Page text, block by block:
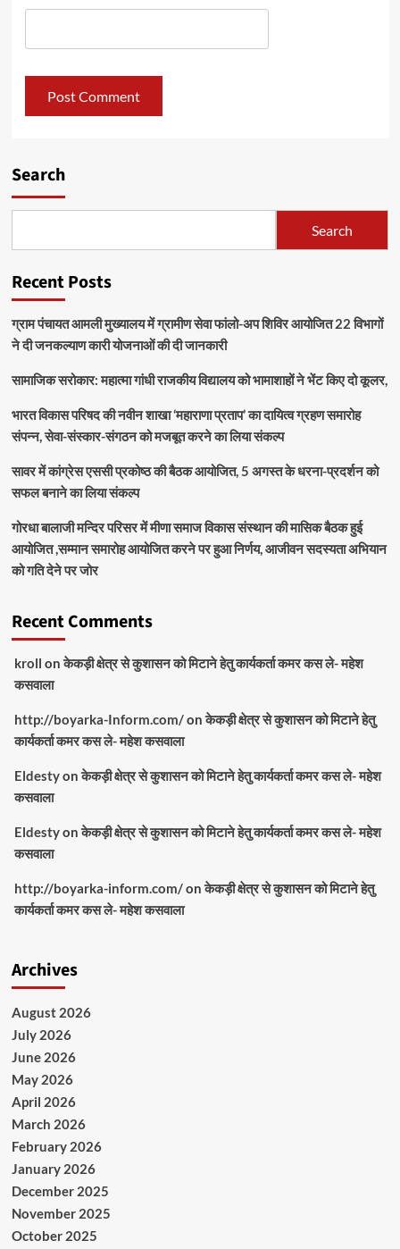
Search
Search
Recent Posts
ग्राम पंचायत आमली मुख्यालय में ग्रामीण सेवा फांलो-अप शिविर आयोजित 22 विभागों
ने दी जनकल्याण कारी योजनाओं की दी जानकारी
सामाजिक सरोकार: महात्मा गांधी राजकीय विद्यालय को भामाशाहों ने भेंट किए दो कूलर,
भारत विकास परिषद की नवीन शाखा ‘महाराणा प्रताप’ का दायित्व ग्रहण समारोह
संपन्न, सेवा-संस्कार-संगठन को मजबूत करने का लिया संकल्प
सावर में कांग्रेस एससी प्रकोष्ठ की बैठक आयोजित, 5 अगस्त के धरना-प्रदर्शन को
सफल बनाने का लिया संकल्प
गोरधा बालाजी मन्दिर परिसर में मीणा समाज विकास संस्थान की मासिक बैठक हुई
आयोजित ,सम्मान समारोह आयोजित करने पर हुआ निर्णय, आजीवन सदस्यता अभियान
को गति देने पर जोर
Recent Comments
kroll onकेकड़ी क्षेत्र से कुशासन को मिटाने हेतु कार्यकर्ता कमर कस ले- महेश
कसवाला
http://boyarka-Inform.com/onकेकड़ी क्षेत्र से कुशासन को मिटाने हेतु
कार्यकर्ता कमर कस ले- महेश कसवाला
Eldestyonकेकड़ी क्षेत्र से कुशासन को मिटाने हेतु कार्यकर्ता कमर कस ले- महेश
कसवाला
Eldestyonकेकड़ी क्षेत्र से कुशासन को मिटाने हेतु कार्यकर्ता कमर कस ले- महेश
कसवाला
http://boyarka-inform.com/onकेकड़ी क्षेत्र से कुशासन को मिटाने हेतु
कार्यकर्ता कमर कस ले- महेश कसवाला
Archives
August 2026
July 2026
June 2026
May 2026
April 2026
March 2026
February 2026
January 2026
December 2025
November 2025
October 2025